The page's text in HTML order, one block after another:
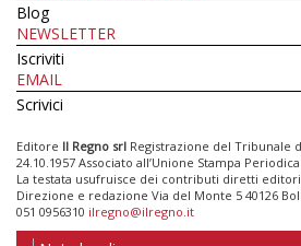
Blog
NEWSLETTER
Iscriviti
EMAIL
Scrivici
Editore Il Regno srl Registrazione del Tribunale
24.10.1957 Associato all’Unione Stampa
La testata usufruisce dei contributi diretti
Direzione e redazione Via del Monte 5 40126
051 0956310 ilregno@ilregno.it